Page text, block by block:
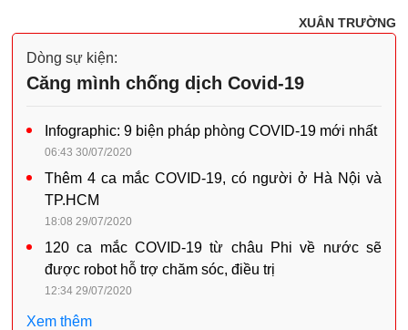
XUÂN TRƯỜNG
Dòng sự kiện:
Căng mình chống dịch Covid-19
Infographic: 9 biện pháp phòng COVID-19 mới nhất
06:43 30/07/2020
Thêm 4 ca mắc COVID-19, có người ở Hà Nội và
TP.HCM
18:08 29/07/2020
120 ca mắc COVID-19 từ châu Phi về nước sẽ
được robot hỗ trợ chăm sóc, điều trị
12:34 29/07/2020
Xem thêm